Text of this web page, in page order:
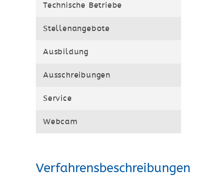
Technische Betriebe
Stellenangebote
Ausbildung
Ausschreibungen
Service
Webcam
Verfahrensbeschreibungen